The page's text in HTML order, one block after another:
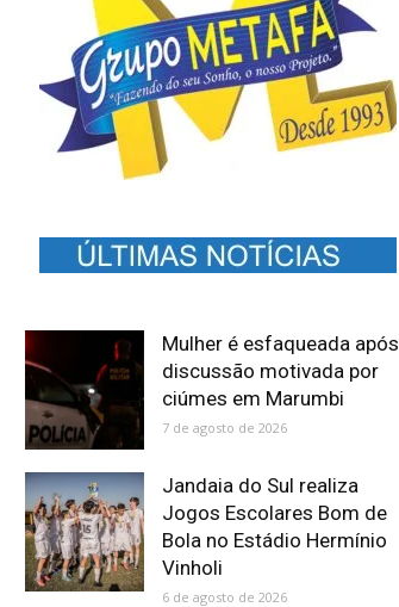
Mulher é esfaqueada após
discussão motivada por
ciúmes em Marumbi
7 de agosto de 2026
Jandaia do Sul realiza
Jogos Escolares Bom de
Bola no Estádio Hermínio
Vinholi
6 de agosto de 2026